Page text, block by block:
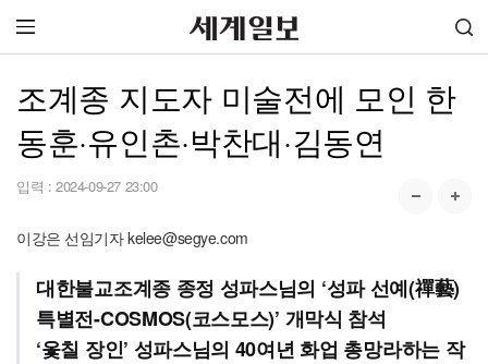
조계종 지도자 미술전에 모인 한
동훈·유인촌·박찬대·김동연
입력 : 2024-09-27 23:00
이강은 선임기자 kelee@segye.com
대한불교조계종 종정 성파스님의 ‘성파 선예(禪藝)
특별전-COSMOS(코스모스)’ 개막식 참석
‘옻칠 장인’ 성파스님의 40여년 화업 총망라하는 작